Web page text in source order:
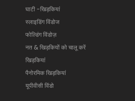
घाटी -खिड़कियां
स्लाइडिंग विंडोज
फोल्डिंग विंडोज़
नत & खिड़कियों को चालू करें
खिड़कियां
पैनोरमिक खिड़कियां
यूपीवीसी विंडो